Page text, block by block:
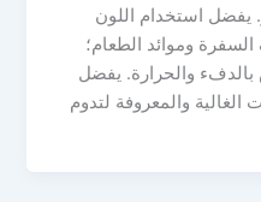
يفضل استخدام اللون
وموائد الطعام؛
والحرارة. يفضل
الغالية والمعروفة لتدوم